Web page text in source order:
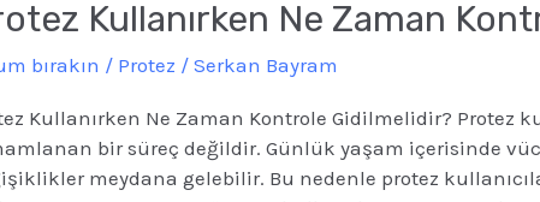
Kullanırken Ne Zaman
bırakın / Protez /Serkan Bayram
Kullanırken Ne Zaman Kontrole Gidilmelidir? Protez
bir süreç değildir. Günlük yaşam içerisinde
meydana gelebilir. Bu nedenle protez